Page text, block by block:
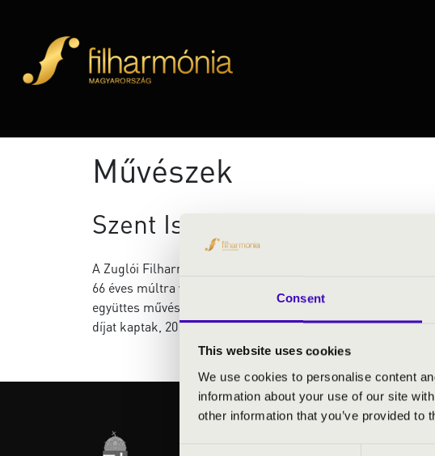
Consent
This website uses cookies
We use cookies to personalise content
information about your use of our site
other information that you’ve provided to
Művészek
Szent István Filharmonikusok
A Zuglói Filharmónia 2020. decemberétől új névvel
66 éves múltra visszatekintő szimfonikus zenekart
együttes művészeti vezetését. Értékteremtő és
díjat kaptak, 2011 és 2017 között pedig folyamatosan